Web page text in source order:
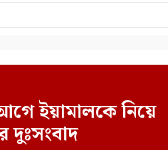
ইয়ামালকে নিয়ে
দুঃসংবাদ